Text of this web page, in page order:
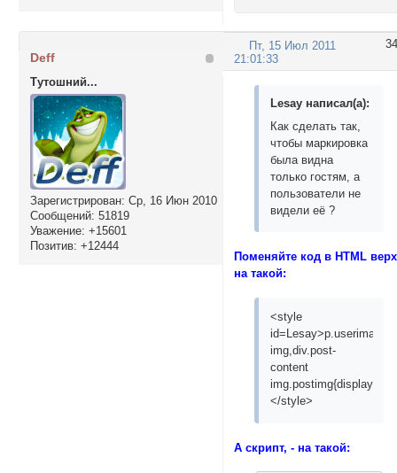
34
Пт, 15 Июл 2011
21:01:33
Deff
Тутошний...
Зарегистрирован: Ср, 16 Июн 2010
Сообщений: 51819
Уважение: +15601
Позитив: +12444
Lesay написал(а):
Как сделать так,
чтобы маркировка
была видна
только гостям, а
пользователи не
видели её ?
Поменяйте код в HTML верх
на такой:
<style
id=Lesay>p.userimage
img,div.post-
content
</style>
А скрипт, - на такой: